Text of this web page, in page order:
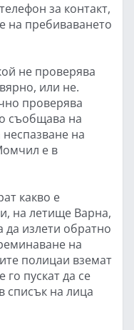
за контакт,
на пребиваването
не проверява
или не.
проверява
съобщава на
на
е в
какво е
на летище Варна,
да излети обратно
на
полицаи вземат
пускат да се
списък на лица